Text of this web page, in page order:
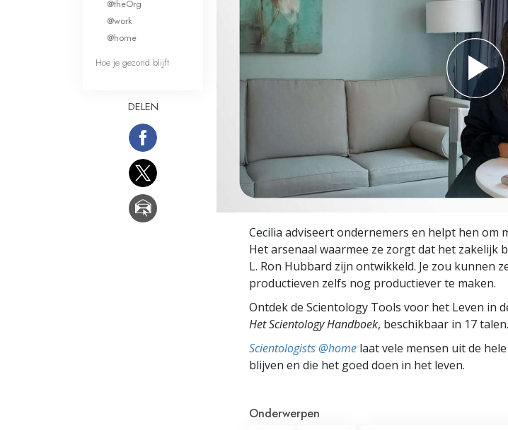
Wat is Grootheid?
Cecilia adviseert ondernemers en helpt hen om
Het arsenaal waarmee ze zorgt dat het zakelijk
L. Ron Hubbard zijn ontwikkeld. Je zou kunnen
productieven zelfs nog productiever te maken.
Ontdek de Scientology Tools voor het Leven in
Het Scientology Handboek, beschikbaar in 17 talen.
Scientologists @home laat vele mensen uit de
blijven en die het goed doen in het leven.
Onderwerpen
@theOrg
@work
@home
Hoe je gezond blijft
DELEN